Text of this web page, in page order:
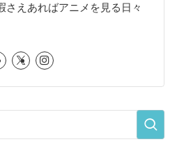
さえあればアニメを見る日々